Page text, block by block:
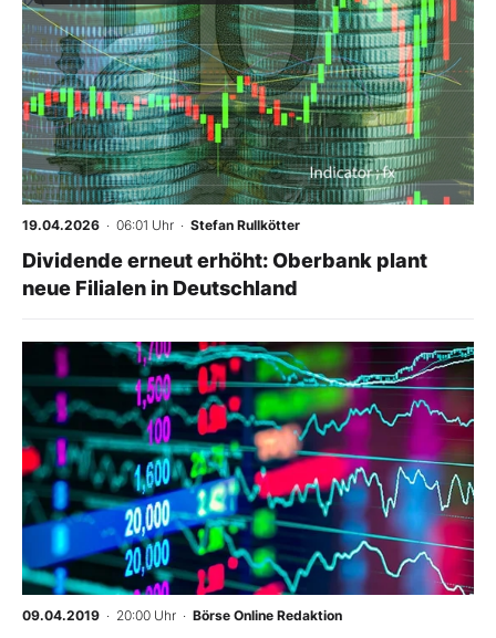
BO-Musterdepots
Experten
Mein B:O
Mein Konto
Folgen Sie uns
Kontakt
19.04.2026 · 06:01 Uhr · Stefan Rullkötter
Dividende erneut erhöht: Oberbank plant
neue Filialen in Deutschland
-%
09.04.2019 · 20:00 Uhr · Börse Online Redaktion